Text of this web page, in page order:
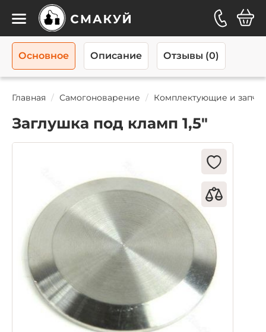
Каталог
Главная Самогоноварение Комплектующие и
Заглушка под кламп 1,5"
Основное Описание Отзывы (0)